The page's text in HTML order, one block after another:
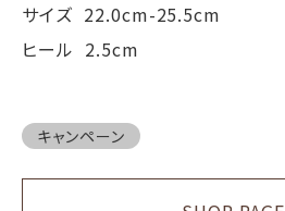
サイズ 22.0cm-25.5cm
ヒール 2.5cm
キャンペーン